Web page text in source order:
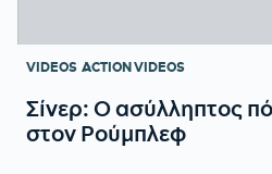
VIDEOS ACTION VIDEOS
Σίνερ: Ο ασύλληπτος
στον Ρούμπλεφ